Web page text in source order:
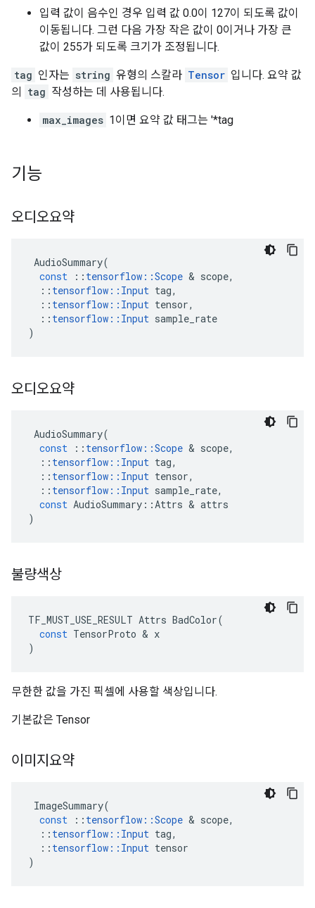
입력 값이 음수인 경우 입력 값 0.0이 127이 되도록 값이
이동됩니다. 그런 다음 가장 작은 값이 0이거나 가장 큰
값이 255가 되도록 크기가 조정됩니다.
tag 인자는 string 유형의 스칼라 Tensor 입니다. 요약 값
의
tag 작성하는 데 사용됩니다.
max_images 1이면 요약 값 태그는 '*tag
기능
오디오요약
AudioSummary(
const
:: tensorflow ::Scope & scope,
:: tensorflow :: Input tag,
:: tensorflow :: Input tensor,
:: tensorflow :: Input sample_rate
)
오디오요약
AudioSummary(
const
:: tensorflow ::Scope & scope,
:: tensorflow :: Input tag,
:: tensorflow :: Input tensor,
:: tensorflow :: Input sample_rate,
const AudioSummary ::Attrs & attrs
)
불량색상
TF_MUST_USE_RESULT Attrs BadColor(
const TensorProto & x
)
무한한 값을 가진 픽셀에 사용할 색상입니다.
기본값은 Tensor
이미지요약
ImageSummary(
const
:: tensorflow ::Scope & scope,
:: tensorflow :: Input tag,
:: tensorflow :: Input tensor
)